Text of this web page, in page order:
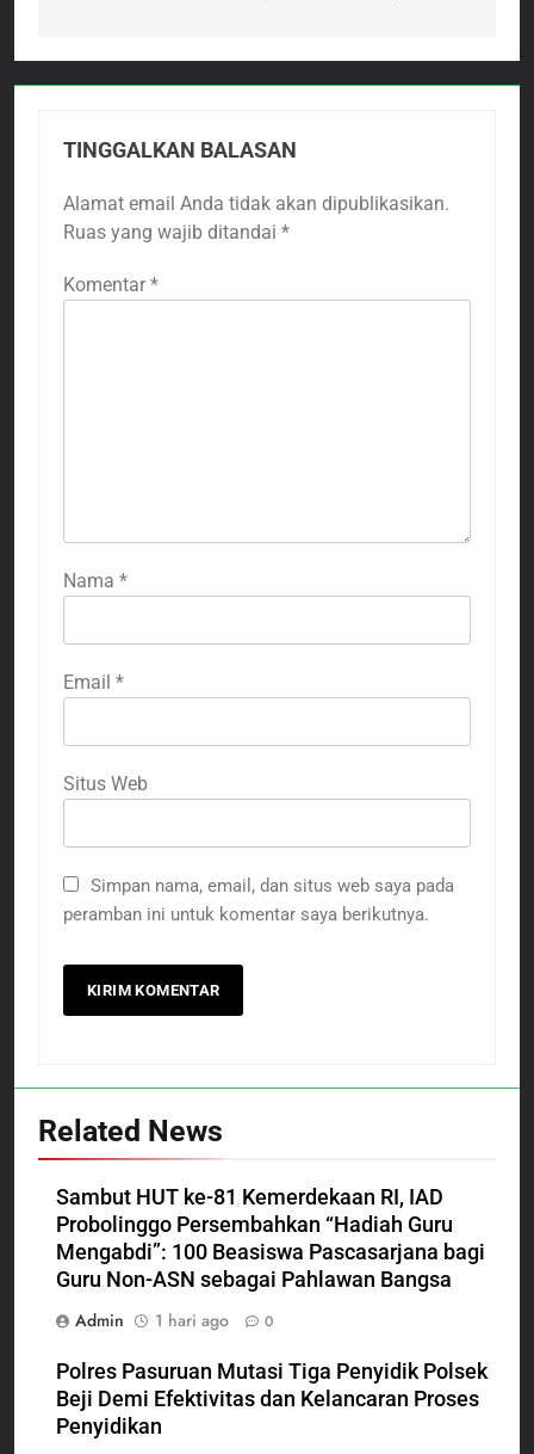
TINGGALKAN BALASAN
Alamat email Anda tidak akan dipublikasikan.
Ruas yang wajib ditandai *
Komentar *
Nama *
Email *
Situs Web
Simpan nama, email, dan situs web saya pada
peramban ini untuk komentar saya berikutnya.
Related News
Sambut HUT ke-81 Kemerdekaan RI, IAD
Probolinggo Persembahkan “Hadiah Guru
Mengabdi”: 100 Beasiswa Pascasarjana bagi
Guru Non-ASN sebagai Pahlawan Bangsa
Admin
1 hari ago 0
Polres Pasuruan Mutasi Tiga Penyidik Polsek
Beji Demi Efektivitas dan Kelancaran Proses
Penyidikan